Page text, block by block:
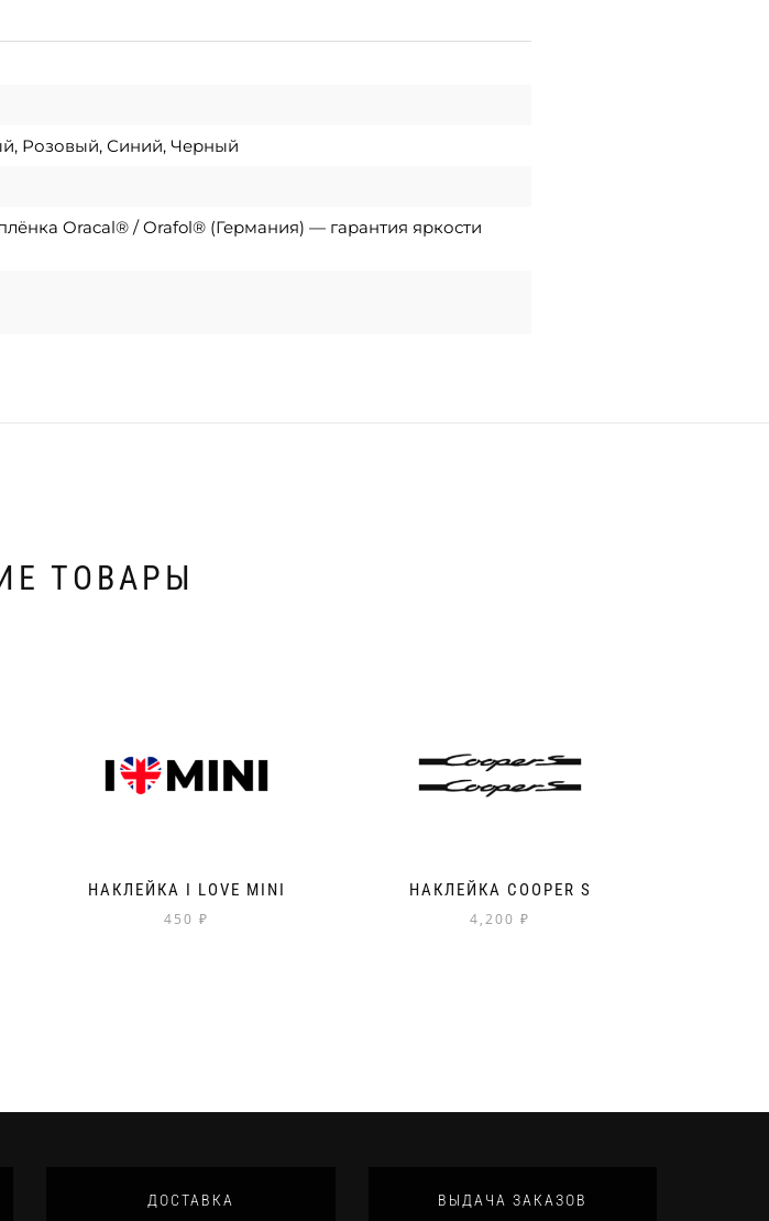
Розовый, Синий, Черный
Oracal® / Orafol® (Германия) — гарантия яркости
ТОВАРЫ
НАКЛЕЙКА I LOVE MINI
450 ₽
НАКЛЕЙКА COOPER S
4,200 ₽
ДОСТАВКА ВЫДАЧА ЗАКАЗОВ